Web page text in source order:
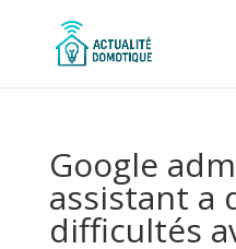
Google
assistant a
difficultés